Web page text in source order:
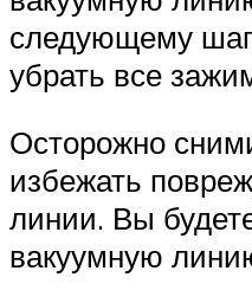
следующему
убрать все
Осторожно
избежать
линии. Вы
вакуумную